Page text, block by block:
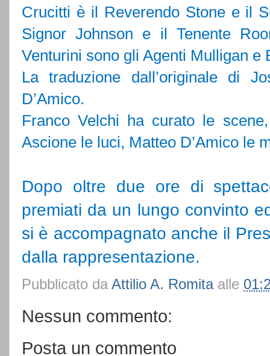
Crucitti è il Reverendo Stone e il
Signor Johnson e il Tenente
Venturini sono gli Agenti Mulligan e
La traduzione dall’originale di
D’Amico.
Franco Velchi ha curato le
Ascione le luci, Matteo D’Amico le
Dopo oltre due ore di
premiati da un lungo convinto
si è accompagnato anche il
dalla rappresentazione.
Pubblicato da Attilio A. Romita alle
Nessun commento:
Posta un commento